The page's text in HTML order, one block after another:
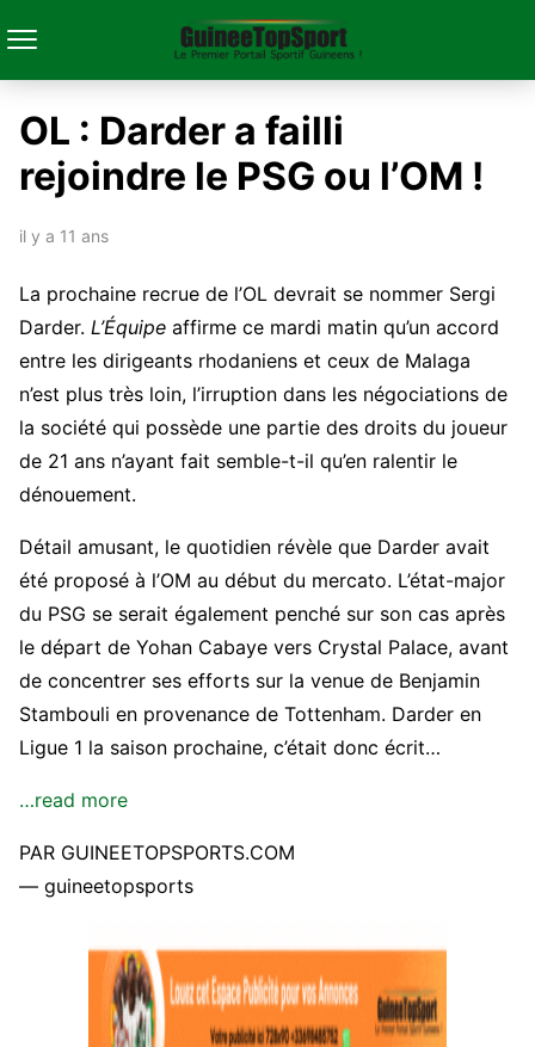
OL : Darder a failli
rejoindre le PSG ou l’OM !
il y a 11 ans
La prochaine recrue de l’OL devrait se nommer Sergi
Darder. L’Équipe affirme ce mardi matin qu’un accord
entre les dirigeants rhodaniens et ceux de Malaga
n’est plus très loin, l’irruption dans les négociations de
la société qui possède une partie des droits du joueur
de 21 ans n’ayant fait semble-t-il qu’en ralentir le
dénouement.
Détail amusant, le quotidien révèle que Darder avait
été proposé à l’OM au début du mercato. L’état-major
du PSG se serait également penché sur son cas après
le départ de Yohan Cabaye vers Crystal Palace, avant
de concentrer ses efforts sur la venue de Benjamin
Stambouli en provenance de Tottenham. Darder en
Ligue 1 la saison prochaine, c’était donc écrit…
…read more
PAR GUINEETOPSPORTS.COM
— guineetopsports